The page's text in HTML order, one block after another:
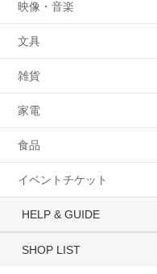
映像・音楽
文具
雑貨
家電
食品
イベントチケット
HELP & GUIDE
SHOP LIST